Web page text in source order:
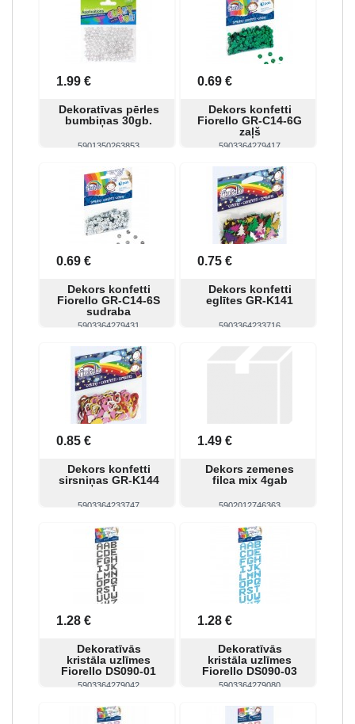
1.99 €
Dekoratīvas pērles
bumbiņas 30gb.
5901350263853
Skatīt Pirkt
0.69 €
Dekors konfetti
Fiorello GR-C14-6G
zaļš
5903364279417
Pirkt
0.69 €
Dekors konfetti
Fiorello GR-C14-6S
sudraba
5903364279431
Pirkt
0.75 €
Dekors konfetti
eglītes GR-K141
5903364233716
0.85 €
Dekors konfetti
sirsniņas GR-K144
5903364233747
Skatīt
1.49 €
Dekors zemenes
filca mix 4gab
5902012746363
1.28 €
Dekoratīvās
kristāla uzlīmes
Fiorello DS090-01
5903364279042
1.28 €
Dekoratīvās
kristāla uzlīmes
Fiorello DS090-03
5903364279080
Skatīt Pirkt